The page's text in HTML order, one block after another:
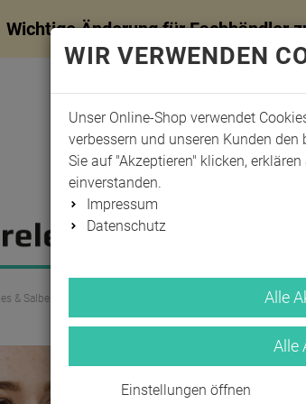
Wichtige Änderung für Fachhändler
& Salben
WIR VERWENDEN
Unser Online-Shop verwendet
verbessern und unseren Kunden
Sie auf "Akzeptieren" klicken,
einverstanden.
Impressum
Datenschutz
Alle
Alle
Einstellungen öffnen